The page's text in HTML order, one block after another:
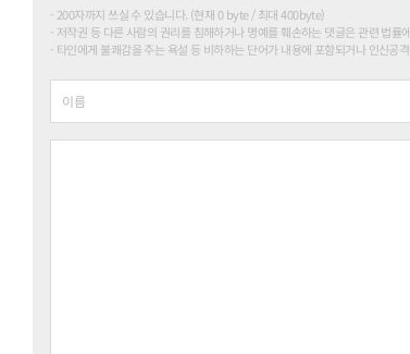
200자까지 쓰실 수 있습니다. (현재 0 byte / 최대 400byte)
저작권 등 다른 사람의 권리를 침해하거나 명예를 훼손하는 댓글은 관련 법률
타인에게 불쾌감을 주는 욕설 등 비하하는 단어가 내용에 포함되거나 인신공